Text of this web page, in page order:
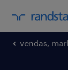
vendas,